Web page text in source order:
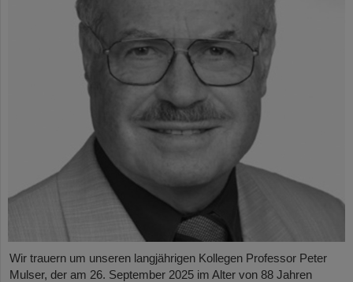
Wir trauern um unseren langjährigen Kollegen Professor Peter
Mulser, der am 26. September 2025 im Alter von 88 Jahren